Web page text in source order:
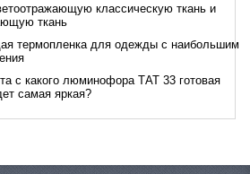
классическую ткань и
ткань
термопленка для одежды с наибольшим
с какого люминофора ТАТ 33 готовая
самая яркая?